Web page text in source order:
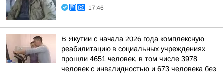
17:46
В Якутии с начала 2026 года комплексную
реабилитацию в социальных учреждениях
прошли 4651 человек, в том числе 3978
человек с инвалидностью и 673 человека без